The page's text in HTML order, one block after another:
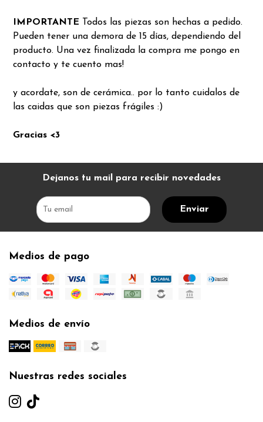
IMPORTANTE
Todos las piezas son hechas a pedido.
Pueden tener una demora de 15 días, dependiendo del
producto. Una vez finalizada la compra me pongo en
contacto y te cuento mas!
y acordate, son de cerámica.. por lo tanto cuidalos de
las caidas que son piezas frágiles :)
Gracias <3
Dejanos tu mail para recibir novedades
Enviar
Medios de pago
Medios de envío
Nuestras redes sociales